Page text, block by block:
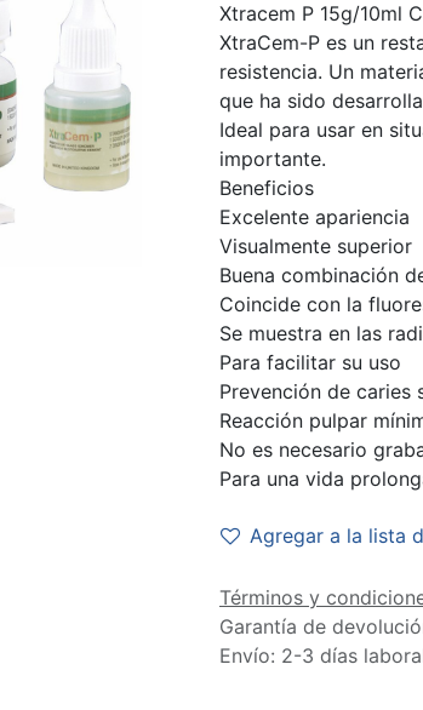
Xtracem P 15g/10ml
XtraCem-P es un
resistencia. Un
que ha sido
Ideal para usar en
importante.
Beneficios
Excelente apariencia
Visualmente superior
Buena combinación
Coincide con la
Se muestra en las
Para facilitar su uso
Prevención de caries
Reacción pulpar
No es necesario
Para una vida
Agregar a la lista
Términos y
Garantía de
Envío: 2-3 días